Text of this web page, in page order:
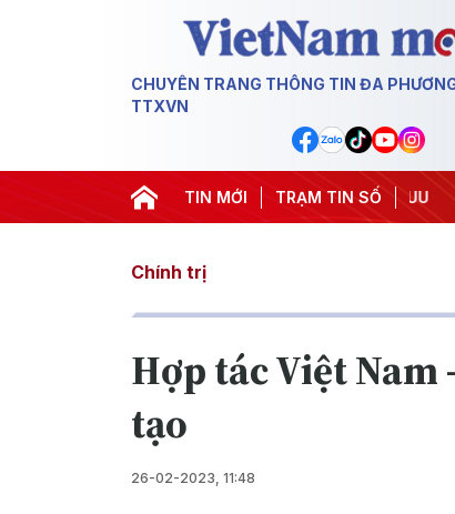
CHUYÊN TRANG THÔNG TIN ĐA
TTXVN
TIN MỚI TRẠM TIN SỐ
dịch 500 ngày đêm #Chống khai thác IUU
Chính trị
Hợp tác Việt
tạo
26-02-2023, 11:48